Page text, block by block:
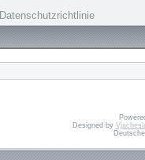
Datenschutzrichtlinie
Designed by